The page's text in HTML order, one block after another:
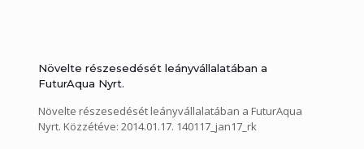
Növelte részesedését leányvállalatában a
FuturAqua Nyrt.
Növelte részesedését leányvállalatában a FuturAqua
Nyrt. Közzétéve: 2014.01.17. 140117_jan17_rk